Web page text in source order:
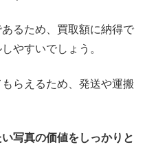
るため、買取額に納得で
やすいでしょう。
らえるため、発送や運搬
い写真の価値をしっかりと